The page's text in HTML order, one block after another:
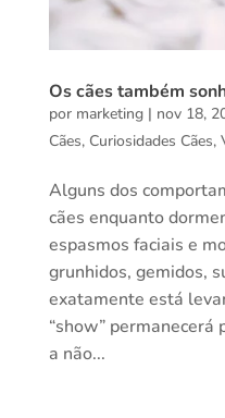
Os cães também
por marketing| nov 18,
Cães, Curiosidades Cães,
Alguns dos
cães enquanto
espasmos faciais e
grunhidos, gemidos,
exatamente está
“show”
a não...